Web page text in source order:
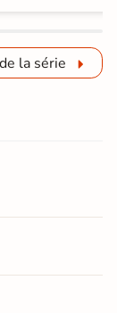
la série